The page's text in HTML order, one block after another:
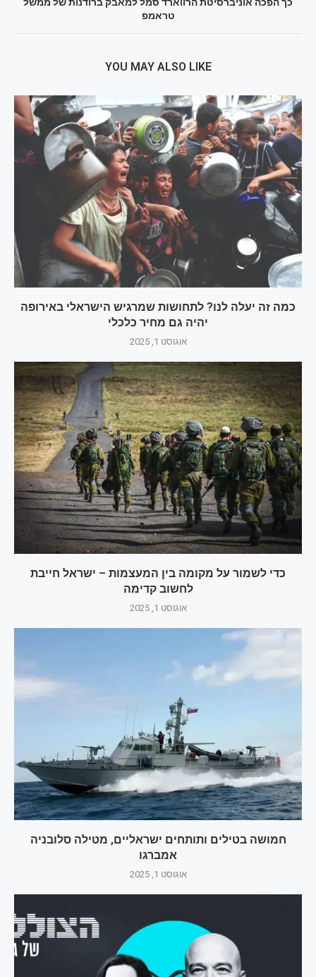
כך הפכה אוניברסיטת הרווארד סמל למאבק ברודנות של ממשל
טראמפ
YOU MAY ALSO LIKE
כמה זה יעלה לנו? לתחושות שמרגיש הישראלי באירופה
יהיה גם מחיר כלכלי
אוגוסט 1, 2025
כדי לשמור על מקומה בין המעצמות – ישראל חייבת
לחשוב קדימה
אוגוסט 1, 2025
חמושה בטילים ותותחים ישראליים, מטילה סלובניה
אמברגו
אוגוסט 1, 2025